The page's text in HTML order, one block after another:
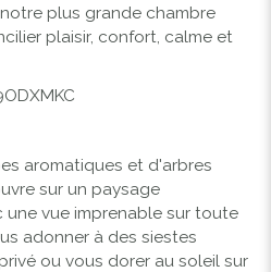
plus grande chambre
plaisir, confort, calme et
aromatiques et d'arbres
sur un paysage
vue imprenable sur toute
adonner à des siestes
ou vous dorer au soleil sur